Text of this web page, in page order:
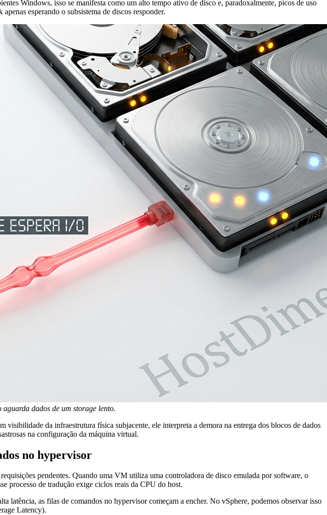
Windows, isso se manifesta como um alto tempo ativo de disco e, paradoxalmente, picos de uso
esperando o subsistema de discos responder.
dados de um storage lento.
da infraestrutura física subjacente, ele interpreta a demora na entrega dos blocos de dados
na configuração da máquina virtual.
no hypervisor
pendentes. Quando uma VM utiliza uma controladora de disco emulada por software, o
processo de tradução exige ciclos reais da CPU do host.
as filas de comandos no hypervisor começam a encher. No vSphere, podemos observar isso
Latency).